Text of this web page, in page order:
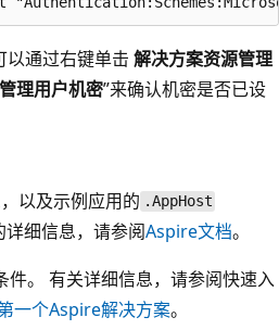
通过右键单击 解决方案资源管理
管理用户机密”来确认机密是否已设
以及示例应用的 .AppHost
详细信息，请参阅Aspire文档。
。 有关详细信息，请参阅快速入
一个Aspire解决方案。